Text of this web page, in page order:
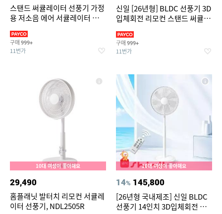
스탠드 써큘레이터 선풍기 가정
용 저소음 에어 서큘레이터 공기
구매 999+
11번가
신일 [26년형] BLDC 선풍기 3D
입체회전 리모컨 스탠드 써큘레
구매 999+
11번가
10대 여성이 좋아해요
29,490
홈플래닛 발터치 리모컨 서큘레
이터 선풍기, NDL2505R
10대 여성이 좋아해요
14% 145,800
[26년형 국내제조] 신일 BLDC
선풍기 14인치 3D입체회전 리